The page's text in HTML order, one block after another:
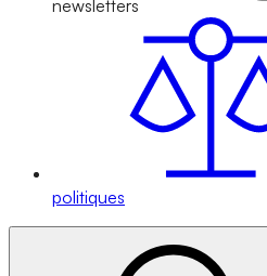
newsletters
politiques